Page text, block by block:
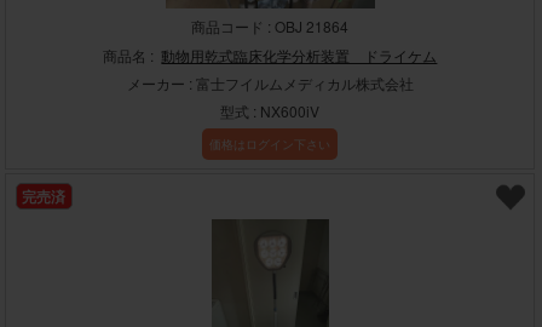
商品コード : OBJ 21864
商品名 : 動物用乾式臨床化学分析装置 ドライケム
メーカー : 富士フイルムメディカル株式会社
型式 : NX600iV
価格はログイン下さい
完売済